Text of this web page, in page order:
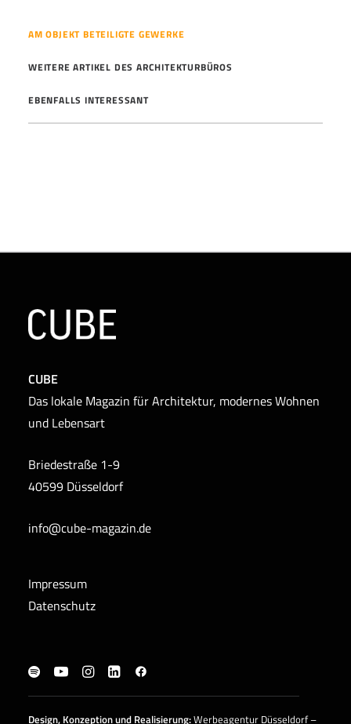
AM OBJEKT BETEILIGTE GEWERKE
WEITERE ARTIKEL DES ARCHITEKTURBÜROS
EBENFALLS INTERESSANT
CUBE
Das lokale Magazin für Architektur, modernes Wohnen
und Lebensart
Briedestraße 1-9
40599 Düsseldorf
info@cube-magazin.de
Impressum
Datenschutz
Design, Konzeption und Realisierung:Werbeagentur Düsseldorf –